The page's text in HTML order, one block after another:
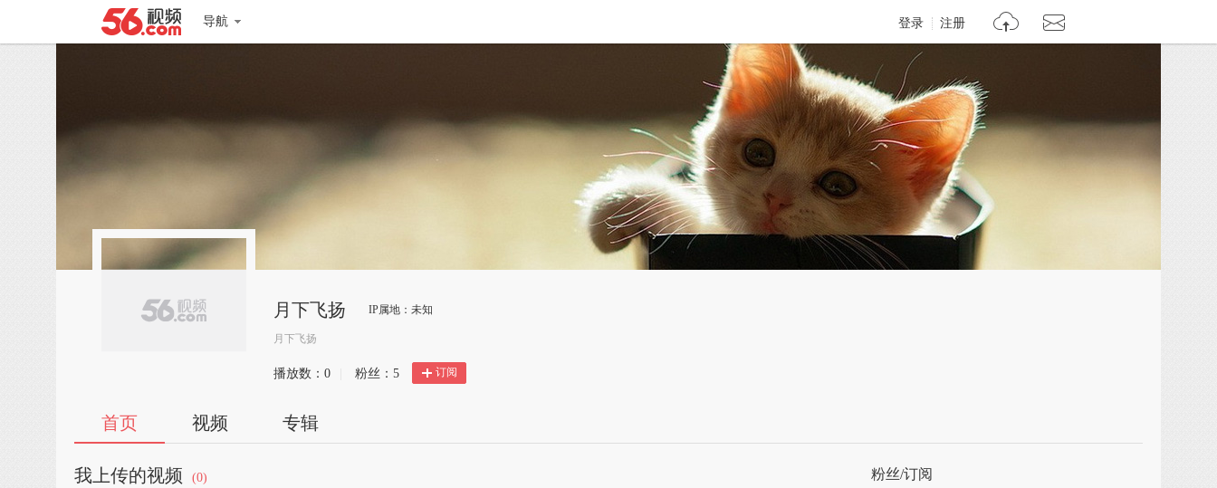
导航 登录 注册
月下飞扬 IP属地：未知
月下飞扬
播放数： 0 粉丝： 5 订阅
首页 视频 专辑
我上传的视频 (0) 粉丝/订阅